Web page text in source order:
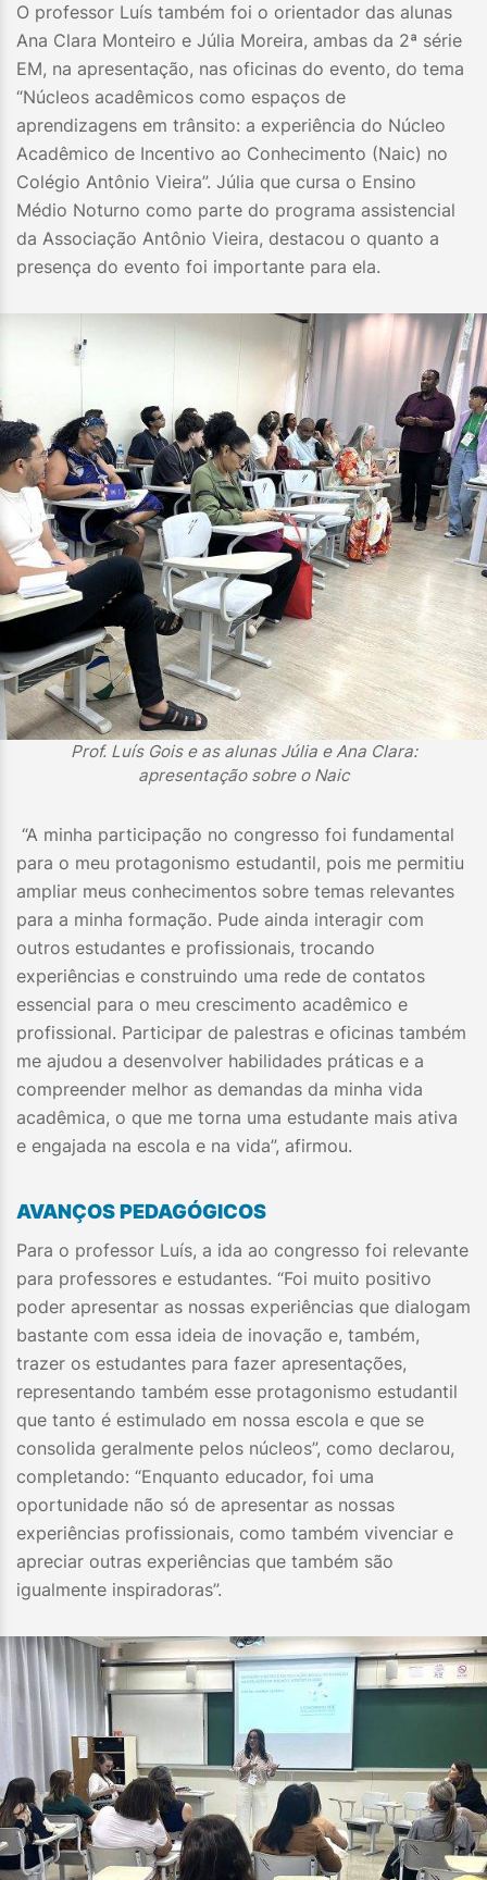
O professor Luís também foi o orientador das alunas
Ana Clara Monteiro e Júlia Moreira, ambas da 2ª série
EM, na apresentação, nas oficinas do evento, do tema
“Núcleos acadêmicos como espaços de
aprendizagens em trânsito: a experiência do Núcleo
Acadêmico de Incentivo ao Conhecimento (Naic) no
Colégio Antônio Vieira”. Júlia que cursa o Ensino
Médio Noturno como parte do programa assistencial
da Associação Antônio Vieira, destacou o quanto a
presença do evento foi importante para ela.
Prof. Luís Gois e as alunas Júlia e Ana Clara:
apresentação sobre o Naic
“A minha participação no congresso foi fundamental
para o meu protagonismo estudantil, pois me permitiu
ampliar meus conhecimentos sobre temas relevantes
para a minha formação. Pude ainda interagir com
outros estudantes e profissionais, trocando
experiências e construindo uma rede de contatos
essencial para o meu crescimento acadêmico e
profissional. Participar de palestras e oficinas também
me ajudou a desenvolver habilidades práticas e a
compreender melhor as demandas da minha vida
acadêmica, o que me torna uma estudante mais ativa
e engajada na escola e na vida”, afirmou.
AVANÇOS PEDAGÓGICOS
Para o professor Luís, a ida ao congresso foi relevante
para professores e estudantes. “Foi muito positivo
poder apresentar as nossas experiências que dialogam
bastante com essa ideia de inovação e, também,
trazer os estudantes para fazer apresentações,
representando também esse protagonismo estudantil
que tanto é estimulado em nossa escola e que se
consolida geralmente pelos núcleos”, como declarou,
completando: “Enquanto educador, foi uma
oportunidade não só de apresentar as nossas
experiências profissionais, como também vivenciar e
apreciar outras experiências que também são
igualmente inspiradoras”.